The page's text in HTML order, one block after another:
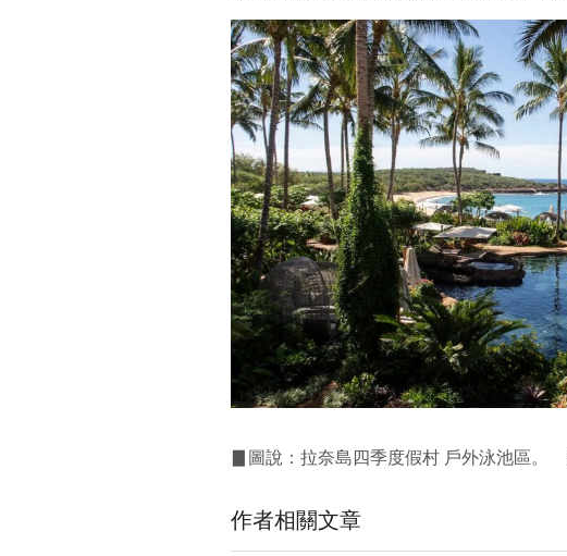
▊圖說：拉奈島四季度假村 戶外泳池區。
作者相關文章